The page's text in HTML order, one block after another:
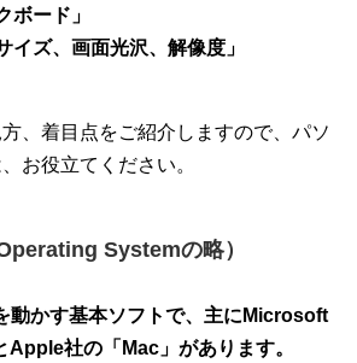
ボード」
イズ、画面光沢、解像度」
、着目点をご紹介しますので、パソ
お役立てください。
Operating Systemの略）
動かす基本ソフトで、主にMicrosoft
社の「Mac」があります。